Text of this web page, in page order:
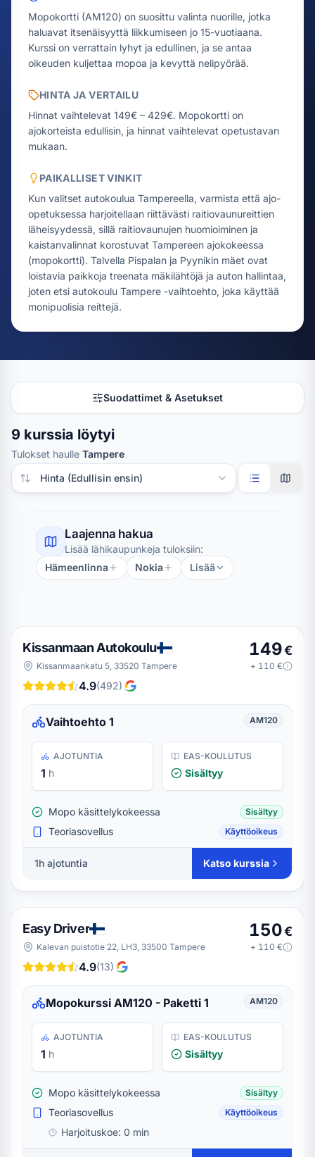
Mopokortti (AM120) on suosittu valinta nuorille, jotka
haluavat itsenäisyyttä liikkumiseen jo 15-vuotiaana.
Kurssi on verrattain lyhyt ja edullinen, ja se antaa
oikeuden kuljettaa mopoa ja kevyttä nelipyörää.
HINTA JA VERTAILU
Hinnat vaihtelevat 149€ – 429€. Mopokortti on
ajokorteista edullisin, ja hinnat vaihtelevat opetustavan
mukaan.
PAIKALLISET VINKIT
Kun valitset autokoulua Tampereella, varmista että ajo-
opetuksessa harjoitellaan riittävästi raitiovaunureittien
läheisyydessä, sillä raitiovaunujen huomioiminen ja
kaistanvalinnat korostuvat Tampereen ajokokeessa
(mopokortti). Talvella Pispalan ja Pyynikin mäet ovat
loistavia paikkoja treenata mäkilähtöjä ja auton hallintaa,
joten etsi autokoulu Tampere -vaihtoehto, joka käyttää
monipuolisia reittejä.
Suodattimet & Asetukset
9 kurssia löytyi
Tulokset haulle Tampere
Järjestä tulokset
Laajenna hakua
Lisää lähikaupunkeja tuloksiin:
Hämeenlinna
Nokia Lisää
Kissanmaan Autokoulu
Kissanmaankatu 5, 33520 Tampere
4.9(492)
149€
+ 110 €
Vaihtoehto 1 AM120
AJOTUNTIA
1 h
EAS-KOULUTUS
Sisältyy
Mopo käsittelykokeessa Sisältyy
Teoriasovellus Käyttöoikeus
1h ajotuntia Katso kurssia
Easy Driver
Kalevan puistotie 22, LH3, 33500 Tampere
4.9(13)
150€
+ 110 €
Mopokurssi AM120 - Paketti 1 AM120
AJOTUNTIA
1 h
EAS-KOULUTUS
Sisältyy
Mopo käsittelykokeessa Sisältyy
Teoriasovellus Käyttöoikeus
Harjoituskoe: 0 min